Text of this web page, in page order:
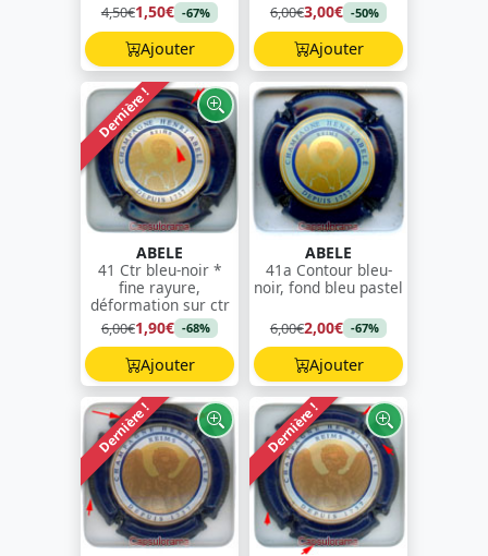
4,50€1,50€ -67%
Ajouter
6,00€3,00€ -50%
Ajouter
Dernière !
ABELE
41 Ctr bleu-noir *
fine rayure,
déformation sur ctr
6,00€1,90€ -68%
Ajouter
ABELE
41a Contour bleu-
noir, fond bleu pastel
6,00€2,00€ -67%
Ajouter
Dernière ! Dernière !